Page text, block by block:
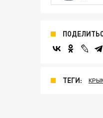
ТЕГИ: